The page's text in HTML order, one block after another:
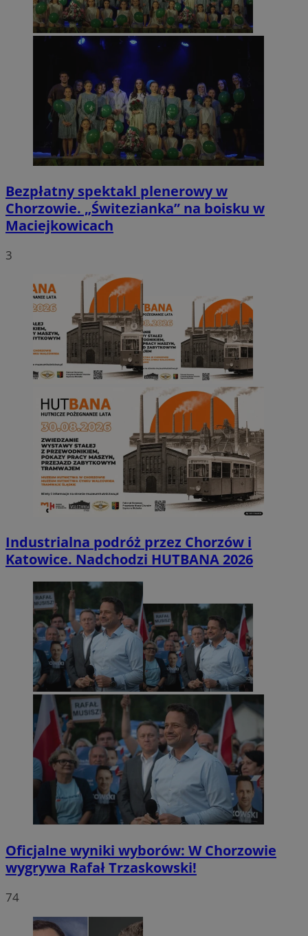
Bezpłatny spektakl plenerowy w
Chorzowie. „Świtezianka” na boisku w
Maciejkowicach
3
Industrialna podróż przez Chorzów i
Katowice. Nadchodzi HUTBANA 2026
Oficjalne wyniki wyborów: W Chorzowie
wygrywa Rafał Trzaskowski!
74